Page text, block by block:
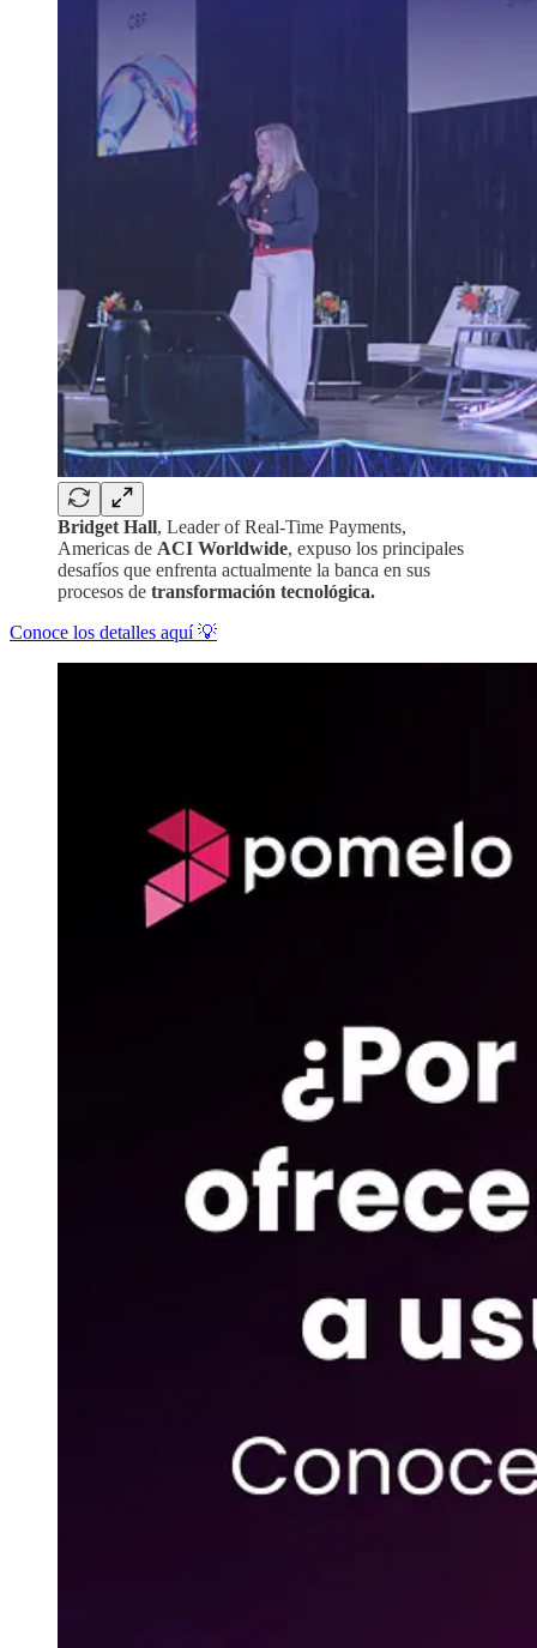
Bridget Hall, Leader of Real-Time Payments,
Americas de ACI Worldwide, expuso los principales
desafíos que enfrenta actualmente la banca en sus
procesos de transformación tecnológica.
Conoce los detalles aquí 💡